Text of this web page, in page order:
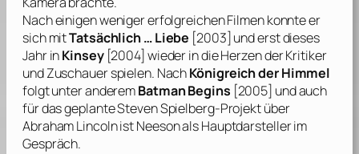
Nach einigen weniger erfolgreichen Filmen konnte er
sich mitTatsächlich … Liebe [2003] und erst dieses
Jahr inKinsey[2004] wieder in die Herzen der Kritiker
und Zuschauer spielen. NachKönigreich der Himmel
folgt unter anderemBatman Begins [2005] und auch
für das geplanteSteven Spielberg-Projekt über
Abraham LincolnistNeesonals Hauptdarsteller im
Gespräch.